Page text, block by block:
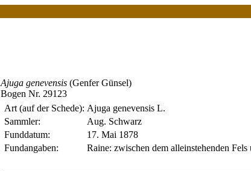
Ajuga genevensis (Genfer Günsel)
Bogen Nr. 29123
Art (auf der Schede): Ajuga genevensis L.
Sammler:
Aug. Schwarz
Funddatum:
17. Mai 1878
Fundangaben:
Raine: zwischen dem alleinstehenden